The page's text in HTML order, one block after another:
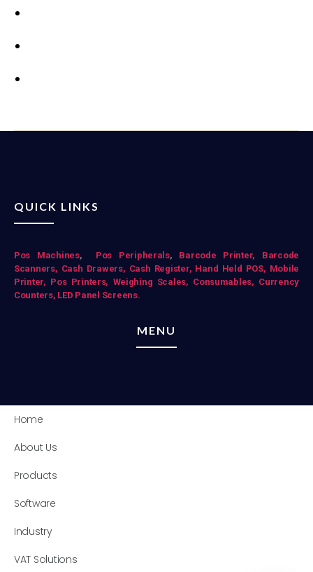
QUICK LINKS
Pos Machines, Pos Peripherals, Barcode Printer,
Barcode
Scanners, Cash Drawers, Cash Register, Hand Held POS, Mobile
Printer, Pos Printers, Weighing Scales, Consumables, Currency
Counters, LED Panel Screens.
MENU
Home
About Us
Products
Software
Industry
VAT Solutions